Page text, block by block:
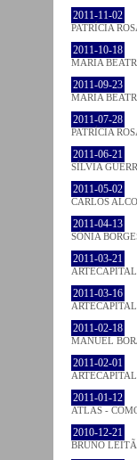
2011-11-02
PATRÍCIA
2011-10-18
MARIA
2011-09-23
MARIA
2011-07-28
PATRÍCIA
2011-06-21
SÍLVIA
2011-05-02
CARLOS
2011-04-13
SÓNIA
2011-03-21
ARTECAPITAL
2011-03-16
ARTECAPITAL
2011-02-18
MANUEL
2011-02-01
ARTECAPITAL
2011-01-12
ATLAS -
2010-12-21
BRUNO